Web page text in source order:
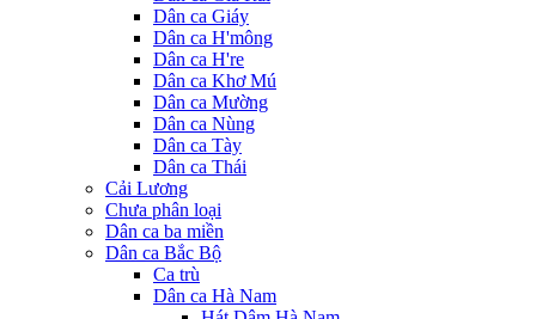
Dân ca Giáy
Dân ca H'mông
Dân ca H're
Dân ca Khơ Mú
Dân ca Mường
Dân ca Nùng
Dân ca Tày
Dân ca Thái
Cải Lương
Chưa phân loại
Dân ca ba miền
Dân ca Bắc Bộ
Ca trù
Dân ca Hà Nam